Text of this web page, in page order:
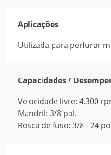
Aplicações
Utilizada para perfurar
Capacidades /
Velocidade livre: 4.300
Mandril: 3/8 pol.
Rosca de fuso: 3/8 - 24